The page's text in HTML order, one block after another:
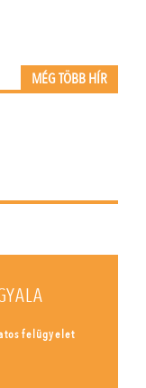
MÉG TÖBB HÍR
felügyelet